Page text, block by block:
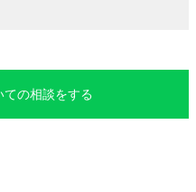
ての相談をする